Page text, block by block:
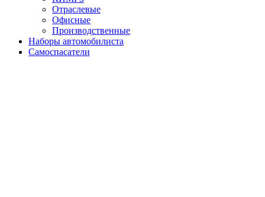
Отраслевые
Офисные
Производственные
Наборы автомобилиста
Самоспасатели